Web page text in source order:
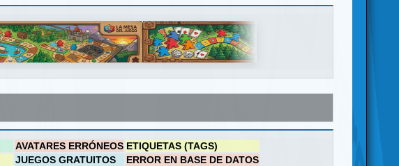
AVATARES ERRÓNEOS ETIQUETAS (TAGS)
JUEGOS GRATUITOS
ERROR EN BASE DE DATOS